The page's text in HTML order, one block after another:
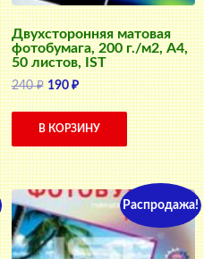
Двухсторонняя матовая
фотобумага, 200 г./м2, A4,
50 листов, IST
240₽ Первоначальная
цена
составляла
190₽Текущая
цена:
190 ₽.
В КОРЗИНУ
Распродажа!